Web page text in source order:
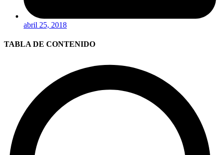
abril 25, 2018
TABLA DE CONTENIDO